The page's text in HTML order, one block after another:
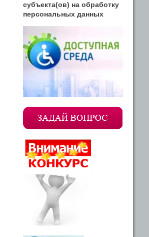
субъекта(ов) на обработку
персональных данных